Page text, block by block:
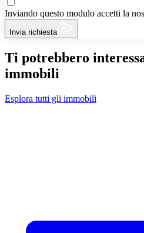
Inviando questo modulo accetti la
Invia richiesta
Ti potrebbero
immobili
Esplora tutti gli immobili